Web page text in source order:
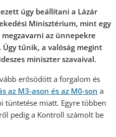
úgy beállítani a Lázár
Minisztérium, mint egy
az ünnepekre
tűnik, a valóság megint
miniszter szavaival.
erősödött a forgalom és
az M3-ason és az M0-son a
tüntetése miatt. Egyre többen
pedig a Kontroll számolt be